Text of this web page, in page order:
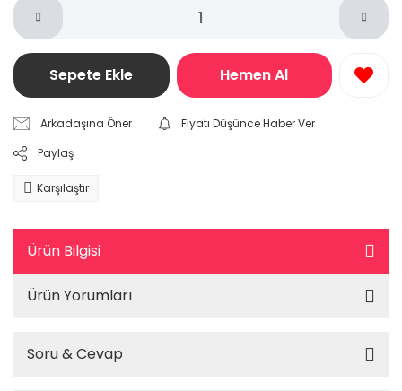
Sepete Ekle Hemen Al
Arkadaşına Öner
Fiyatı Düşünce Haber Ver
Paylaş
Karşılaştır
Ürün Bilgisi
Ürün Yorumları
Soru & Cevap